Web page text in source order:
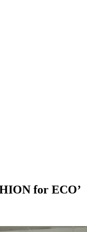
for ECO’